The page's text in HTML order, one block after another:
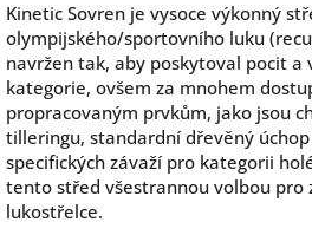
Kinetic Sovren je vysoce výkonný
olympijského/sportovního luku
navržen tak, aby poskytoval pocit a
kategorie, ovšem za mnohem
propracovaným prvkům, jako jsou
tilleringu, standardní dřevěný
specifických závaží pro kategorii
tento střed všestrannou volbou pro
lukostřelce.